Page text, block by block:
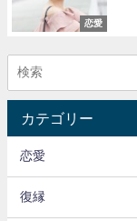
恋愛
カテゴリー
恋愛
復縁